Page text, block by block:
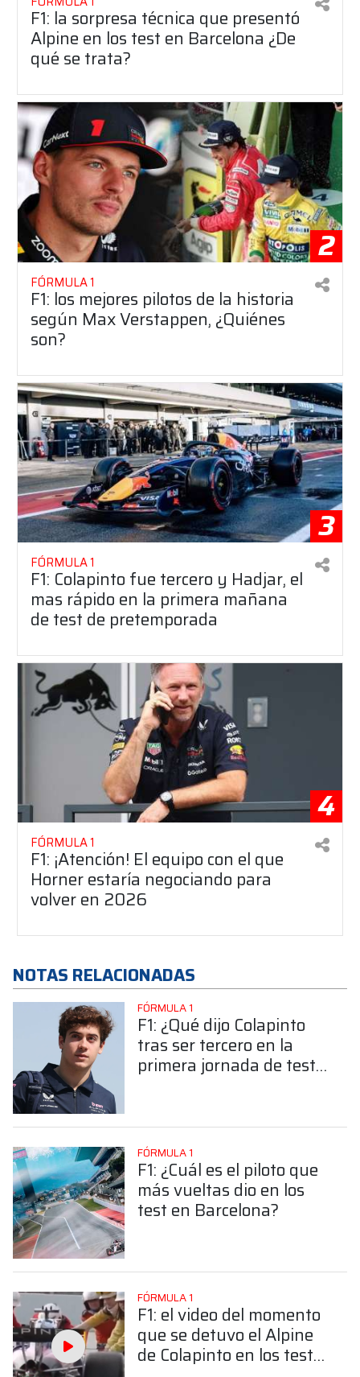
F1: la sorpresa técnica que presentó
Alpine en los test en Barcelona ¿De
qué se trata?
2
FÓRMULA 1
F1: los mejores pilotos de la historia
según Max Verstappen, ¿Quiénes
son?
3
FÓRMULA 1
F1: Colapinto fue tercero y Hadjar, el
mas rápido en la primera mañana
de test de pretemporada
4
FÓRMULA 1
F1: ¡Atención! El equipo con el que
Horner estaría negociando para
volver en 2026
NOTAS RELACIONADAS
FÓRMULA 1
F1: ¿Qué dijo Colapinto
tras ser tercero en la
primera jornada de test
FÓRMULA 1
F1: ¿Cuál es el piloto que
más vueltas dio en los
test en Barcelona?
FÓRMULA 1
F1: el video del momento
que se detuvo el Alpine
de Colapinto en los test